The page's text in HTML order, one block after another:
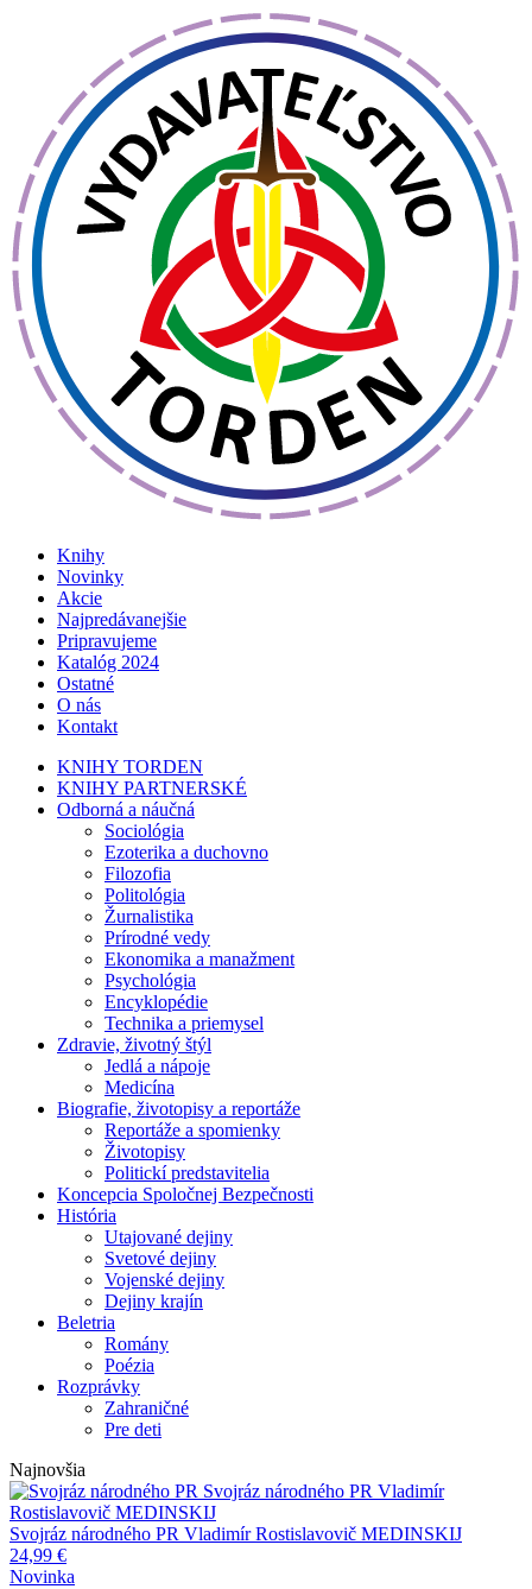
Knihy
Novinky
Akcie
Najpredávanejšie
Pripravujeme
Katalóg 2024
Ostatné
O nás
Kontakt
KNIHY TORDEN
KNIHY PARTNERSKÉ
Odborná a náučná
Sociológia
Ezoterika a duchovno
Filozofia
Politológia
Žurnalistika
Prírodné vedy
Ekonomika a manažment
Psychológia
Encyklopédie
Technika a priemysel
Zdravie, životný štýl
Jedlá a nápoje
Medicína
Biografie, životopisy a reportáže
Reportáže a spomienky
Životopisy
Politickí predstavitelia
Koncepcia Spoločnej Bezpečnosti
História
Utajované dejiny
Svetové dejiny
Vojenské dejiny
Dejiny krajín
Beletria
Romány
Poézia
Rozprávky
Zahraničné
Pre deti
Najnovšia
Svojráz národného PR Vladimír
Rostislavovič MEDINSKIJ
Svojráz národného PR Vladimír Rostislavovič MEDINSKIJ
24,99 €
Novinka